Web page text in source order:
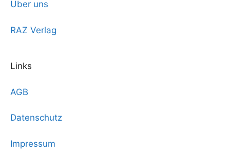
Über uns
RAZ Verlag
Links
AGB
Datenschutz
Impressum